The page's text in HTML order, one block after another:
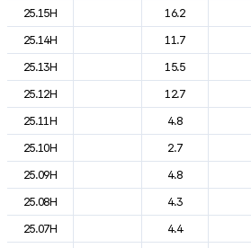
25.15H
16.2
25.14H
11.7
25.13H
15.5
25.12H
12.7
25.11H
4.8
25.10H
2.7
25.09H
4.8
25.08H
4.3
25.07H
4.4